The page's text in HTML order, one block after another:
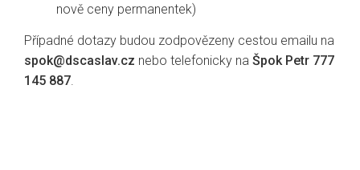
nově ceny permanentek)
Případné dotazy budou zodpovězeny cestou emailu na
spok@dscaslav.cz nebo telefonicky na Špok Petr 777
145 887.